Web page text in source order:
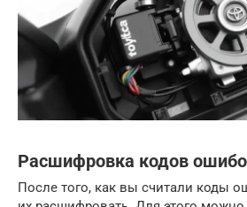
Расшифровка кодов
После того, как вы считали коды